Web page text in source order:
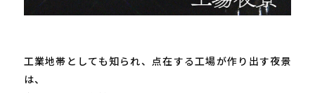
工業地帯としても知られ、点在する工場が作り出す夜景
は、